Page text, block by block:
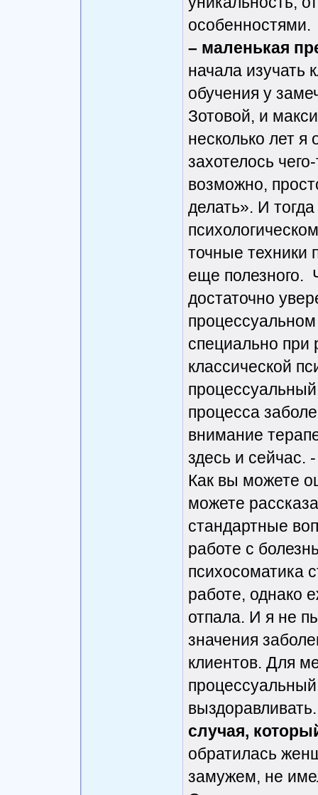
– маленькая
начала изучать
обучения у
Зотовой, и
несколько лет я
захотелось
возможно,
делать». И
точные техники
еще полезного.
достаточно
специально при
классической
процесса
внимание
здесь и сейчас.
Как вы можете
можете
стандартные
работе с
психосоматика
работе, однако
отпала. И я не
значения
клиентов. Для
случая,
обратилась
замужем, не